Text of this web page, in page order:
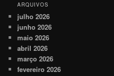
ARQUIVOS
julho 2026
junho 2026
maio 2026
abril 2026
março 2026
fevereiro 2026